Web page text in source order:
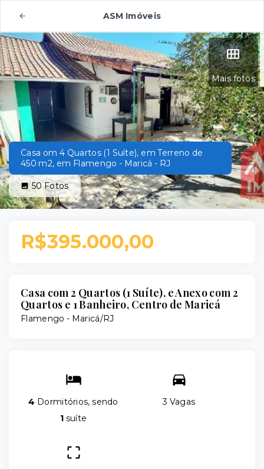
ASM Imóveis
Mais fotos
Casa om 4 Quartos (1 Suíte), em Terreno de
450 m2, em Flamengo - Maricá - RJ
50Fotos
R$395.000,00
Casa com 2 Quartos (1 Suíte), e Anexo com 2
Quartos e 1 Banheiro, Centro de Maricá
Flamengo - Maricá/RJ
4 Dormitórios, sendo
1 suíte
3 Vagas